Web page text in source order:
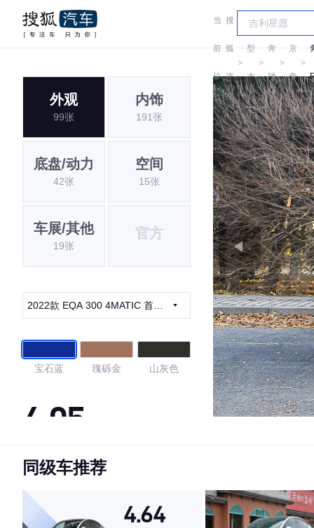
当
前
位
置:
搜
狐
汽
车
＞
车
型
大
全
＞
奔
驰
＞
京
奔
驰
＞
外观
99张
内饰
191张
底盘/动力
42张
空间
15张
车展/其他
19张
官方
2022款 EQA 300 4MATIC 首发
宝石蓝 瑰砾金 山灰色
4.05
·外观表现一般，低于91%同级车
·空间表现一般，低于100%同级车
同级车推荐
4.64